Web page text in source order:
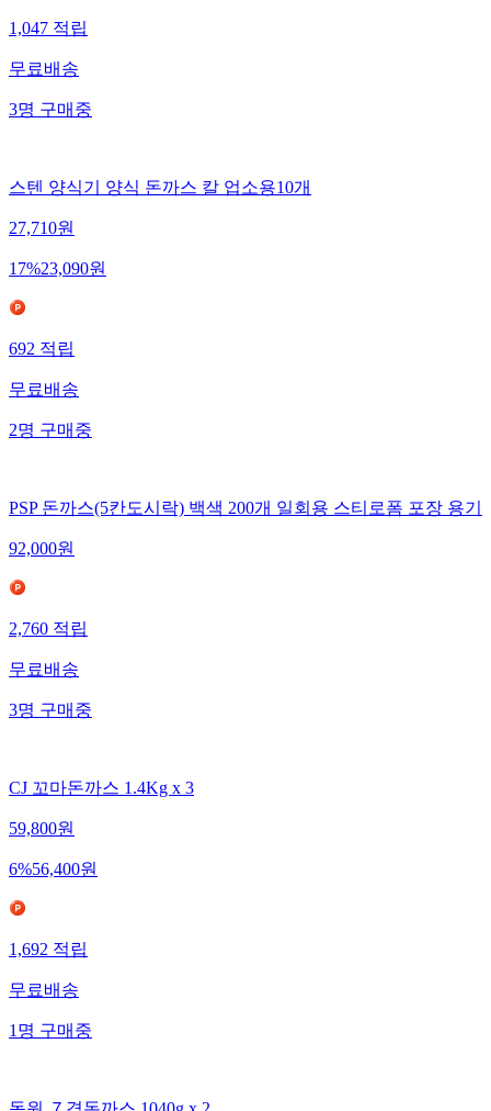
1,047적립
무료배송
3명구매중
스텐 양식기 양식 돈까스 칼 업소용10개
27,710원
17%23,090원
692적립
무료배송
2명구매중
PSP 돈까스(5칸도시락) 백색 200개 일회용 스티로폼 포장 용기
92,000원
2,760적립
무료배송
3명구매중
CJ 꼬마돈까스 1.4Kg x 3
59,800원
6%56,400원
1,692적립
무료배송
1명구매중